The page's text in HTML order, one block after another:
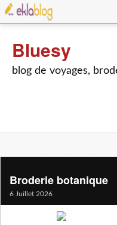
Bluesy
blog de voyages,
point-compte-
Broderie botanique
6 Juillet 2026